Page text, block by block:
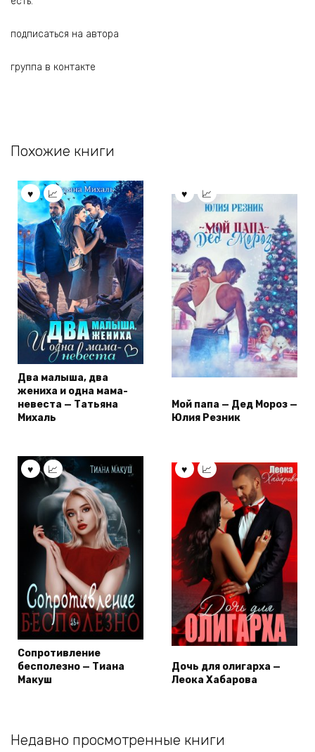
подписаться на автора
группа в контакте
Похожие книги
Два малыша, два
жениха и одна мама-
невеста — Татьяна
Михаль
Мой папа — Дед Мороз —
Юлия Резник
Сопротивление
бесполезно — Тиана
Макуш
Дочь для олигарха —
Леока Хабарова
Недавно просмотренные книги